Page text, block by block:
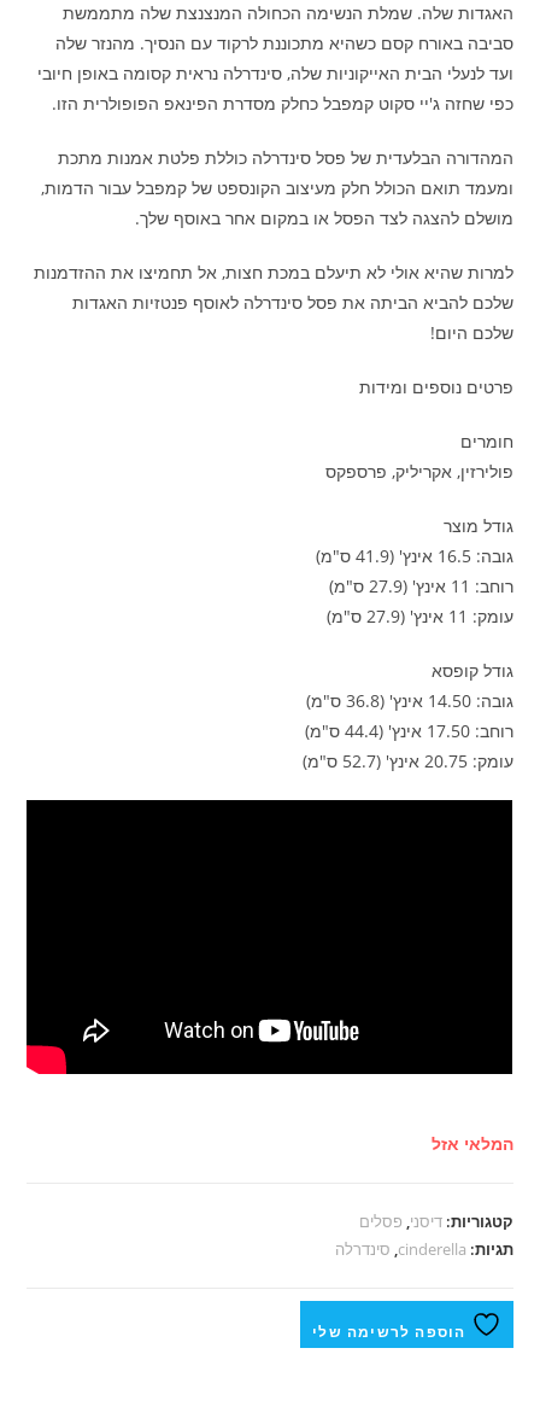
האגדות שלה. שמלת הנשימה הכחולה המנצנצת שלה מתממשת
סביבה באורח קסם כשהיא מתכוננת לרקוד עם הנסיך. מהנזר שלה
ועד לנעלי הבית האייקוניות שלה, סינדרלה נראית קסומה באופן חיובי
כפי שחזה ג'יי סקוט קמפבל כחלק מסדרת הפינאפ הפופולרית הזו.
המהדורה הבלעדית של פסל סינדרלה כוללת פלטת אמנות מתכת
ומעמד תואם הכולל חלק מעיצוב הקונספט של קמפבל עבור הדמות,
מושלם להצגה לצד הפסל או במקום אחר באוסף שלך.
למרות שהיא אולי לא תיעלם במכת חצות, אל תחמיצו את ההזדמנות
שלכם להביא הביתה את פסל סינדרלה לאוסף פנטזיות האגדות
שלכם היום!
פרטים נוספים ומידות
חומרים
פולירזין, אקריליק, פרספקס
גודל מוצר
גובה: 16.5 אינץ' (41.9 ס"מ)
רוחב: 11 אינץ' (27.9 ס"מ)
עומק: 11 אינץ' (27.9 ס"מ)
גודל קופסא
גובה: 14.50 אינץ' (36.8 ס"מ)
רוחב: 17.50 אינץ' (44.4 ס"מ)
עומק: 20.75 אינץ' (52.7 ס"מ)
המלאי אזל
קטגוריות:דיסני, פסלים
תגיות: cinderella
, סינדרלה
הוספה לרשימה שלי